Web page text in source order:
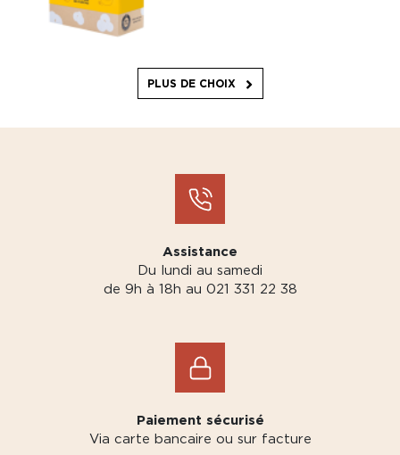
PLUS DE CHOIX
Assistance
Du lundi au samedi
de 9h à 18h au 021 331 22 38
Paiement sécurisé
Via carte bancaire ou sur facture